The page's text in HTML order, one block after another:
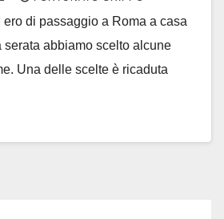
ero di passaggio a Roma a casa
serata abbiamo scelto alcune
Una delle scelte è ricaduta